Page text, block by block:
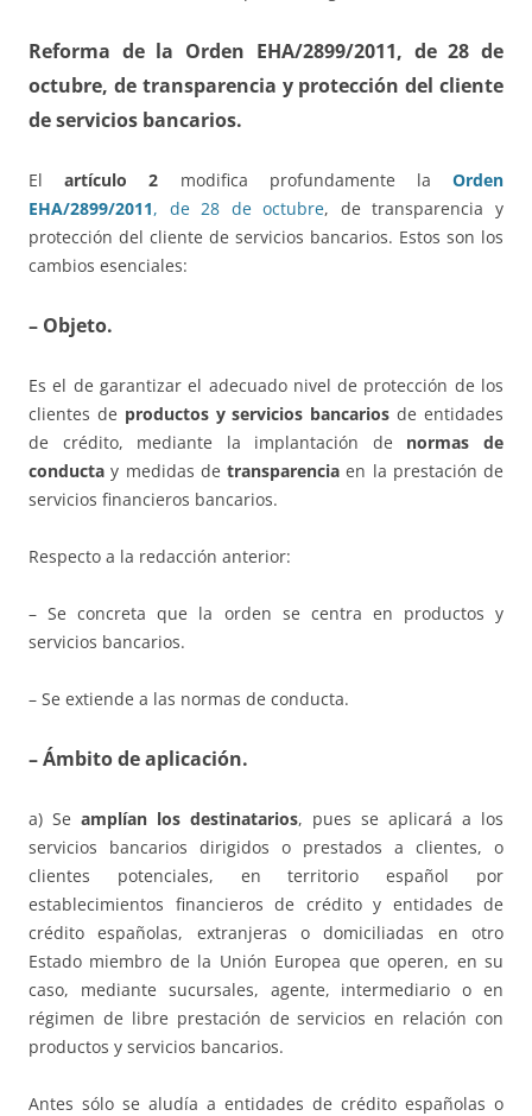
Reforma de la Orden EHA/2899/2011, de 28 de
octubre, de transparencia y protección del cliente
de servicios bancarios.
Elartículo 2 modifica profundamente laOrden
EHA/2899/2011, de 28 de octubre, de transparencia y
protección del cliente de servicios bancarios. Estos son los
cambios esenciales:
– Objeto.
Es el de garantizar el adecuado nivel de protección de los
clientes de productos y servicios bancarios de entidades
de crédito, mediante la implantación de normas de
conductay medidas de transparencia en la prestación de
servicios financieros bancarios.
Respecto a la redacción anterior:
– Se concreta que la orden se centra en productos y
servicios bancarios.
– Se extiende a las normas de conducta.
– Ámbito de aplicación.
a) Se amplían los destinatarios, pues se aplicará a los
servicios bancarios dirigidos o prestados a clientes, o
clientes potenciales, en territorio español por
establecimientos financieros de crédito y entidades de
crédito españolas, extranjeras o domiciliadas en otro
Estado miembro de la Unión Europea que operen, en su
caso, mediante sucursales, agente, intermediario o en
régimen de libre prestación de servicios en relación con
productos y servicios bancarios.
Antes sólo se aludía a entidades de crédito españolas o